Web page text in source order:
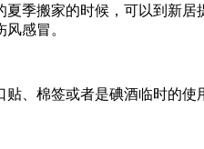
夏季搬家的时候，可以到新
感冒。
贴、棉签或者是碘酒临时的使